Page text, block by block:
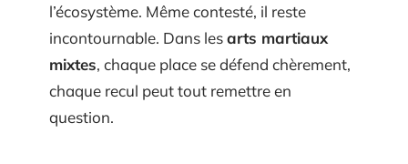
l’écosystème. Même contesté, il reste
incontournable. Dans lesarts martiaux
mixtes, chaque place se défend chèrement,
chaque recul peut tout remettre en
question.